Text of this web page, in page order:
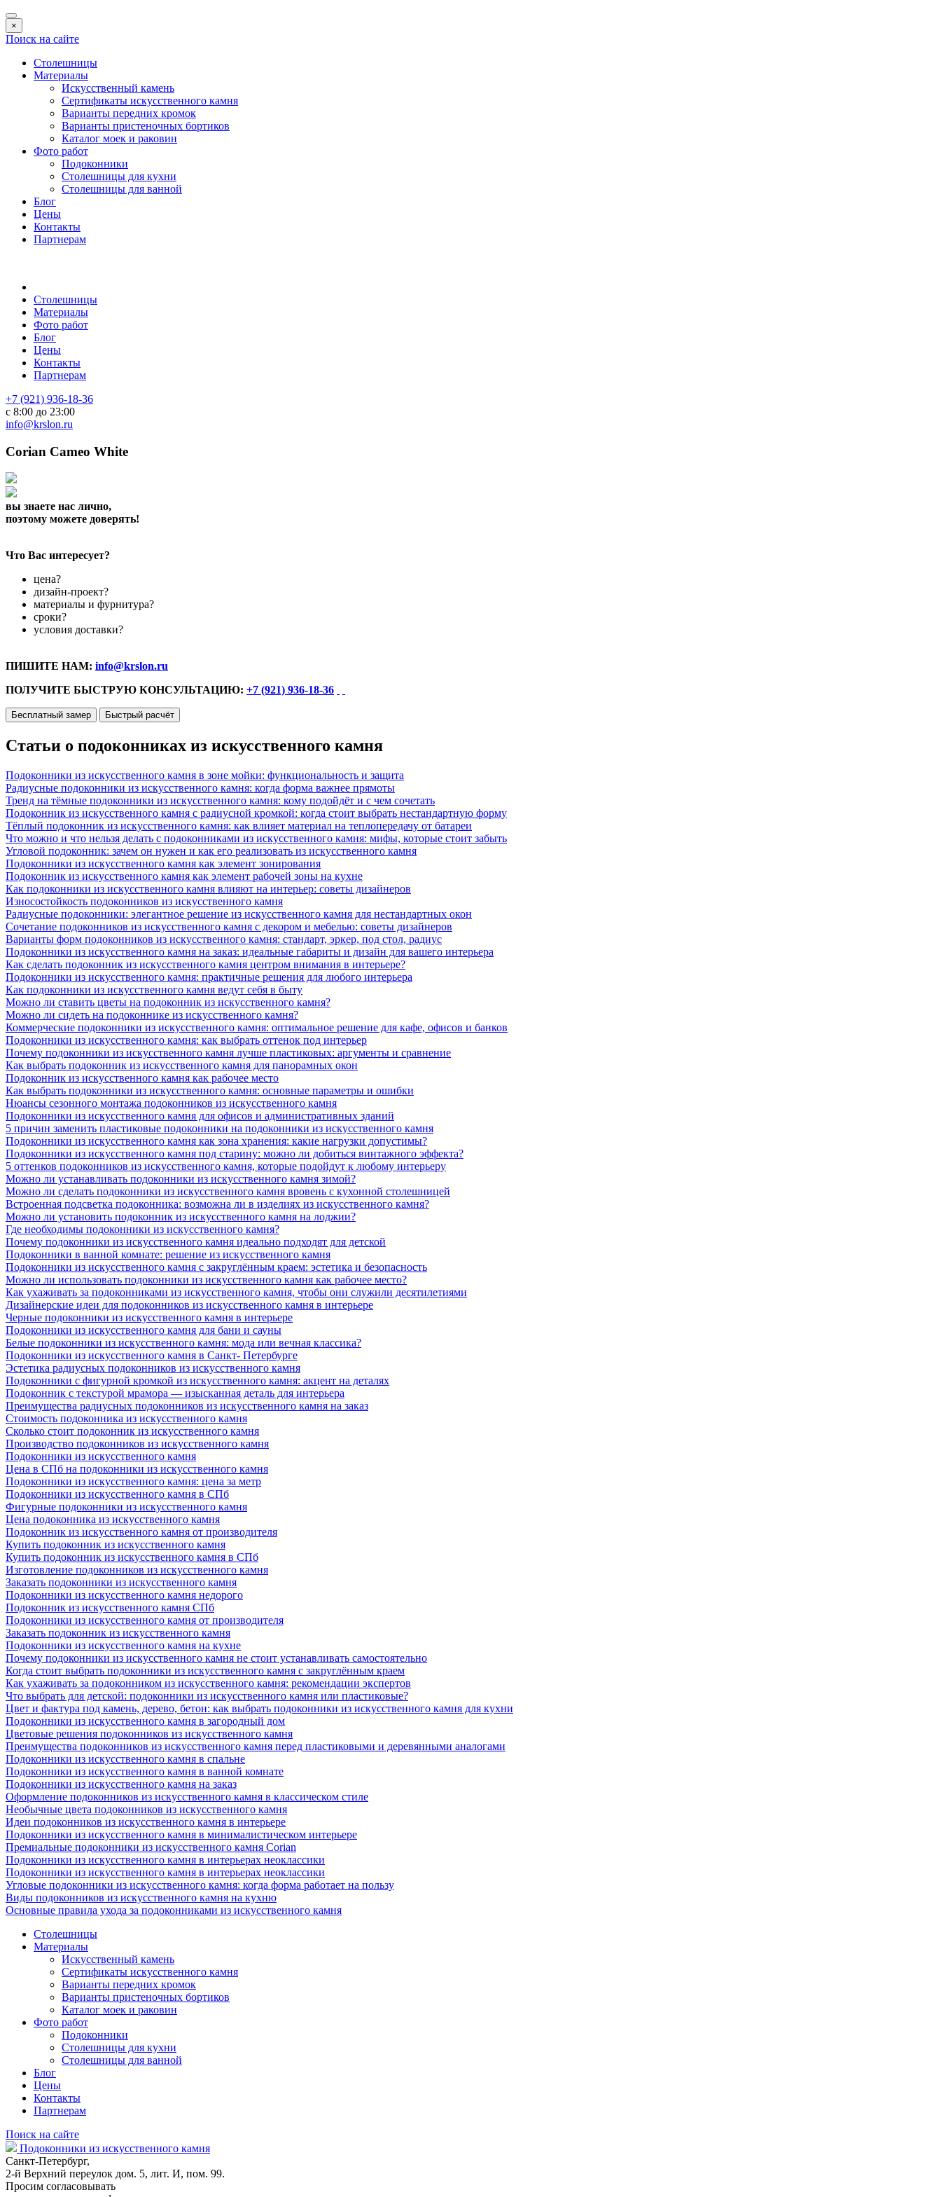
×
Поиск на сайте
Столешницы
Материалы
Искусственный камень
Сертификаты искусственного камня
Варианты передних кромок
Варианты пристеночных бортиков
Каталог моек и раковин
Фото работ
Подоконники
Столешницы для кухни
Столешницы для ванной
Блог
Цены
Контакты
Партнерам
Столешницы
Материалы
Фото работ
Блог
Цены
Контакты
Партнерам
+7 (921) 936-18-36
с 8:00 до 23:00
info@krslon.ru
Corian Cameo White
вы знаете нас лично,
поэтому можете доверять!
Что Вас интересует?
цена?
дизайн-проект?
материалы и фурнитура?
сроки?
условия доставки?
ПИШИТЕ НАМ: info@krslon.ru
ПОЛУЧИТЕ БЫСТРУЮ КОНСУЛЬТАЦИЮ: +7 (921) 936-18-36
Бесплатный замер Быстрый расчёт
Статьи о подоконниках из искусственного камня
Подоконники из искусственного камня в зоне мойки: функциональность и защита
Радиусные подоконники из искусственного камня: когда форма важнее прямоты
Тренд на тёмные подоконники из искусственного камня: кому подойдёт и с чем сочетать
Подоконник из искусственного камня с радиусной кромкой: когда стоит выбрать нестандартную форму
Тёплый подоконник из искусственного камня: как влияет материал на теплопередачу от батареи
Что можно и что нельзя делать с подоконниками из искусственного камня: мифы, которые стоит забыть
Угловой подоконник: зачем он нужен и как его реализовать из искусственного камня
Подоконники из искусственного камня как элемент зонирования
Подоконник из искусственного камня как элемент рабочей зоны на кухне
Как подоконники из искусственного камня влияют на интерьер: советы дизайнеров
Износостойкость подоконников из искусственного камня
Радиусные подоконники: элегантное решение из искусственного камня для нестандартных окон
Сочетание подоконников из искусственного камня с декором и мебелью: советы дизайнеров
Варианты форм подоконников из искусственного камня: стандарт, эркер, под стол, радиус
Подоконники из искусственного камня на заказ: идеальные габариты и дизайн для вашего интерьера
Как сделать подоконник из искусственного камня центром внимания в интерьере?
Подоконники из искусственного камня: практичные решения для любого интерьера
Как подоконники из искусственного камня ведут себя в быту
Можно ли ставить цветы на подоконник из искусственного камня?
Можно ли сидеть на подоконнике из искусственного камня?
Коммерческие подоконники из искусственного камня: оптимальное решение для кафе, офисов и банков
Подоконники из искусственного камня: как выбрать оттенок под интерьер
Почему подоконники из искусственного камня лучше пластиковых: аргументы и сравнение
Как выбрать подоконник из искусственного камня для панорамных окон
Подоконник из искусственного камня как рабочее место
Как выбрать подоконники из искусственного камня: основные параметры и ошибки
Нюансы сезонного монтажа подоконников из искусственного камня
Подоконники из искусственного камня для офисов и административных зданий
5 причин заменить пластиковые подоконники на подоконники из искусственного камня
Подоконники из искусственного камня как зона хранения: какие нагрузки допустимы?
Подоконники из искусственного камня под старину: можно ли добиться винтажного эффекта?
5 оттенков подоконников из искусственного камня, которые подойдут к любому интерьеру
Можно ли устанавливать подоконники из искусственного камня зимой?
Можно ли сделать подоконники из искусственного камня вровень с кухонной столешницей
Встроенная подсветка подоконника: возможна ли в изделиях из искусственного камня?
Можно ли установить подоконник из искусственного камня на лоджии?
Где необходимы подоконники из искусственного камня?
Почему подоконники из искусственного камня идеально подходят для детской
Подоконники в ванной комнате: решение из искусственного камня
Подоконники из искусственного камня с закруглённым краем: эстетика и безопасность
Можно ли использовать подоконники из искусственного камня как рабочее место?
Как ухаживать за подоконниками из искусственного камня, чтобы они служили десятилетиями
Дизайнерские идеи для подоконников из искусственного камня в интерьере
Черные подоконники из искусственного камня в интерьере
Подоконники из искусственного камня для бани и сауны
Белые подоконники из искусственного камня: мода или вечная классика?
Подоконники из искусственного камня в Санкт- Петербурге
Эстетика радиусных подоконников из искусственного камня
Подоконники с фигурной кромкой из искусственного камня: акцент на деталях
Подоконник с текстурой мрамора — изысканная деталь для интерьера
Преимущества радиусных подоконников из искусственного камня на заказ
Стоимость подоконника из искусственного камня
Сколько стоит подоконник из искусственного камня
Производство подоконников из искусственного камня
Подоконники из искусственного камня
Цена в СПб на подоконники из искусственного камня
Подоконники из искусственного камня: цена за метр
Подоконники из искусственного камня в СПб
Фигурные подоконники из искусственного камня
Цена подоконника из искусственного камня
Подоконник из искусственного камня от производителя
Купить подоконник из искусственного камня
Купить подоконник из искусственного камня в СПб
Изготовление подоконников из искусственного камня
Заказать подоконники из искусственного камня
Подоконники из искусственного камня недорого
Подоконник из искусственного камня СПб
Подоконники из искусственного камня от производителя
Заказать подоконник из искусственного камня
Подоконники из искусственного камня на кухне
Почему подоконники из искусственного камня не стоит устанавливать самостоятельно
Когда стоит выбрать подоконники из искусственного камня с закруглённым краем
Как ухаживать за подоконником из искусственного камня: рекомендации экспертов
Что выбрать для детской: подоконники из искусственного камня или пластиковые?
Цвет и фактура под камень, дерево, бетон: как выбрать подоконники из искусственного камня для кухни
Подоконники из искусственного камня в загородный дом
Цветовые решения подоконников из искусственного камня
Преимущества подоконников из искусственного камня перед пластиковыми и деревянными аналогами
Подоконники из искусственного камня в спальне
Подоконники из искусственного камня в ванной комнате
Подоконники из искусственного камня на заказ
Оформление подоконников из искусственного камня в классическом стиле
Необычные цвета подоконников из искусственного камня
Идеи подоконников из искусственного камня в интерьере
Подоконники из искусственного камня в минималистическом интерьере
Премиальные подоконники из искусственного камня Corian
Подоконники из искусственного камня в интерьерах неоклассики
Подоконники из искусственного камня в интерьерах неоклассики
Угловые подоконники из искусственного камня: когда форма работает на пользу
Виды подоконников из искусственного камня на кухню
Основные правила ухода за подоконниками из искусственного камня
Столешницы
Материалы
Искусственный камень
Сертификаты искусственного камня
Варианты передних кромок
Варианты пристеночных бортиков
Каталог моек и раковин
Фото работ
Подоконники
Столешницы для кухни
Столешницы для ванной
Блог
Цены
Контакты
Партнерам
Поиск на сайте
Подоконники из искусственного камня
Санкт-Петербург,
2-й Верхний переулок дом. 5, лит. И, пом. 99.
Просим согласовывать